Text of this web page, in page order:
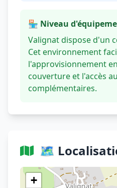
🏪 Niveau
Valignat dispose d'un
Cet environnement
l'approvisionnement
couverture et l'accès
complémentaires.
🗺️
+